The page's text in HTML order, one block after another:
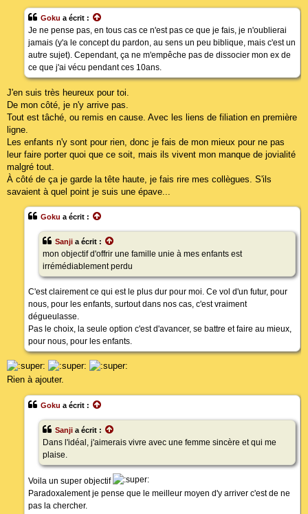
Goku a écrit :
Je ne pense pas, en tous cas ce n'est pas ce que je fais, je n'oublierai
jamais (y'a le concept du pardon, au sens un peu biblique, mais c'est un
autre sujet). Cependant, ça ne m'empêche pas de dissocier mon ex de
ce que j'ai vécu pendant ces 10ans.
J'en suis très heureux pour toi.
De mon côté, je n'y arrive pas.
Tout est tâché, ou remis en cause. Avec les liens de filiation en première
ligne.
Les enfants n'y sont pour rien, donc je fais de mon mieux pour ne pas
leur faire porter quoi que ce soit, mais ils vivent mon manque de jovialité
malgré tout.
À côté de ça je garde la tête haute, je fais rire mes collègues. S'ils
savaient à quel point je suis une épave...
Goku a écrit :
Sanji a écrit :
mon objectif d'offrir une famille unie à mes enfants est
irrémédiablement perdu
C'est clairement ce qui est le plus dur pour moi. Ce vol d'un futur, pour
nous, pour les enfants, surtout dans nos cas, c'est vraiment
dégueulasse.
Pas le choix, la seule option c'est d'avancer, se battre et faire au mieux,
pour nous, pour les enfants.
Rien à ajouter.
Goku a écrit :
Sanji a écrit :
Dans l'idéal, j'aimerais vivre avec une femme sincère et qui me
plaise.
Voila un super objectif
Paradoxalement je pense que le meilleur moyen d'y arriver c'est de ne
pas la chercher.